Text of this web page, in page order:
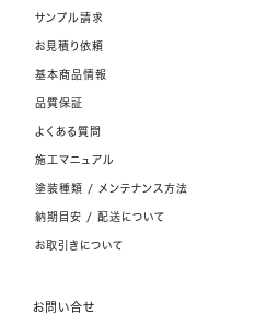
サンプル請求
お見積り依頼
基本商品情報
品質保証
よくある質問
施工マニュアル
塗装種類 / メンテナンス方法
納期目安 / 配送について
お取引きについて
お問い合せ